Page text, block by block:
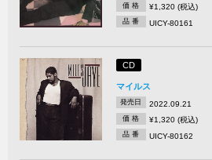
価 格 ¥1,320 (税込)
品 番 UICY-80161
CD
マイルス
発売日 2022.09.21
価 格 ¥1,320 (税込)
品 番 UICY-80162